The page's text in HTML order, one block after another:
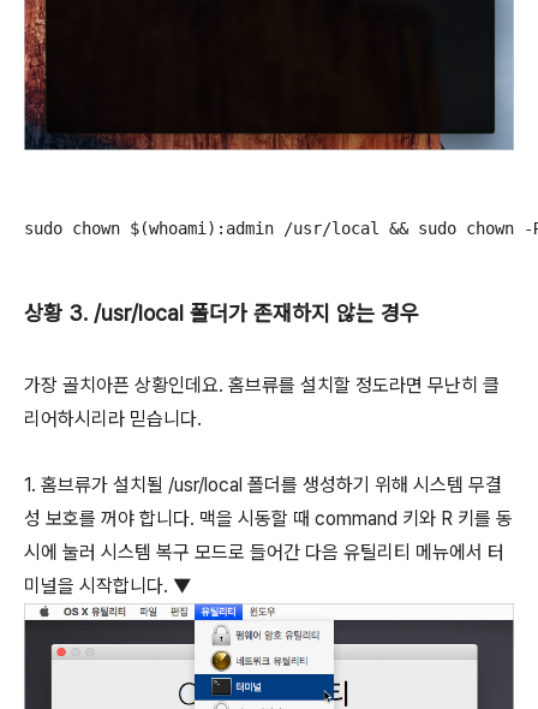
sudo chown $(whoami):admin /usr/local && sudo chown
상황 3. /usr/local 폴더가 존재하지 않는 경우
가장 골치아픈 상황인데요. 홈브류를 설치할 정도라면 무난히 클
리어하시리라 믿습니다.
1. 홈브류가 설치될 /usr/local 폴더를 생성하기 위해 시스템 무결
성 보호를 꺼야 합니다. 맥을 시동할 때 command 키와 R 키를 동
시에 눌러 시스템 복구 모드로 들어간 다음 유틸리티 메뉴에서 터
미널을 시작합니다. ▼